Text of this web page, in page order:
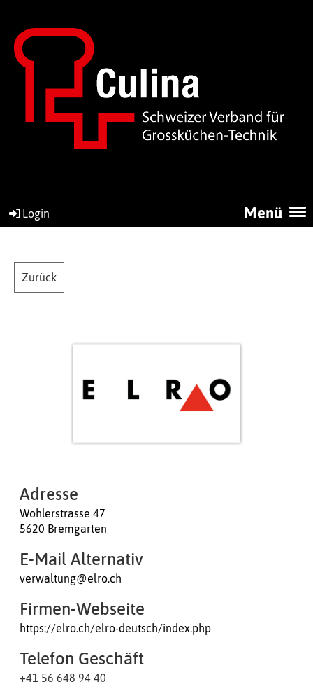
Menü
Login
Zurück
Adresse
Wohlerstrasse 47
5620 Bremgarten
E-Mail Alternativ
verwaltung@elro.ch
Firmen-Webseite
https://elro.ch/elro-deutsch/index.php
Telefon Geschäft
+41 56 648 94 40